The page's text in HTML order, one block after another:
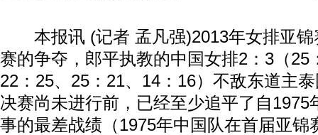
本报讯 (记者 孟凡强)2013年女排亚锦
赛的争夺，郎平执教的中国女排2：3（25
22：25、25：21、14：16）不敌东道主
决赛尚未进行前，已经至少追平了自1975
事的最差战绩（1975年中国队在首届亚锦